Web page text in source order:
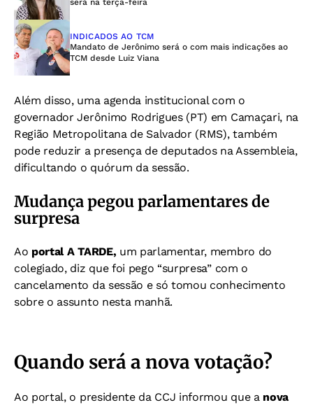
INDICADOS AO TCM
Mandato de Jerônimo será o com mais indicações ao
TCM desde Luiz Viana
Além disso, uma agenda institucional com o
governador Jerônimo Rodrigues (PT) em Camaçari, na
Região Metropolitana de Salvador (RMS), também
pode reduzir a presença de deputados na Assembleia,
dificultando o quórum da sessão.
Mudança pegou parlamentares de
surpresa
Ao portal A TARDE, um parlamentar, membro do
colegiado, diz que foi pego “surpresa” com o
cancelamento da sessão e só tomou conhecimento
sobre o assunto nesta manhã.
Quando será a nova votação?
Ao portal, o presidente da CCJ informou que a nova